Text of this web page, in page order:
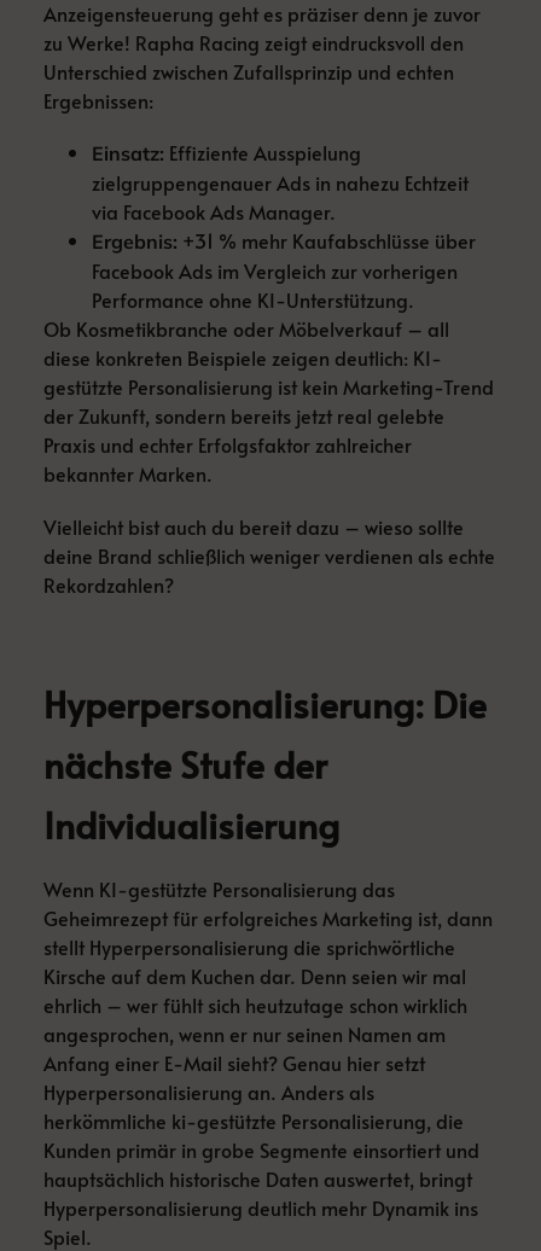
Anzeigensteuerung geht es präziser denn je zuvor
zu Werke! Rapha Racing zeigt eindrucksvoll den
Unterschied zwischen Zufallsprinzip und echten
Ergebnissen:
Einsatz: Effiziente Ausspielung
zielgruppengenauer Ads in nahezu Echtzeit
via Facebook Ads Manager.
Ergebnis: +31 % mehr Kaufabschlüsse über
Facebook Ads im Vergleich zur vorherigen
Performance ohne KI-Unterstützung.
Ob Kosmetikbranche oder Möbelverkauf – all
diese konkreten Beispiele zeigen deutlich: KI-
gestützte Personalisierung ist kein Marketing-Trend
der Zukunft, sondern bereits jetzt real gelebte
Praxis und echter Erfolgsfaktor zahlreicher
bekannter Marken.
Vielleicht bist auch du bereit dazu – wieso sollte
deine Brand schließlich weniger verdienen als echte
Rekordzahlen?
Hyperpersonalisierung: Die
nächste Stufe der
Individualisierung
Wenn KI-gestützte Personalisierung das
Geheimrezept für erfolgreiches Marketing ist, dann
stellt Hyperpersonalisierung die sprichwörtliche
Kirsche auf dem Kuchen dar. Denn seien wir mal
ehrlich – wer fühlt sich heutzutage schon wirklich
angesprochen, wenn er nur seinen Namen am
Anfang einer E-Mail sieht? Genau hier setzt
Hyperpersonalisierung an. Anders als
herkömmliche ki-gestützte Personalisierung, die
Kunden primär in grobe Segmente einsortiert und
hauptsächlich historische Daten auswertet, bringt
Hyperpersonalisierung deutlich mehr Dynamik ins
Spiel.